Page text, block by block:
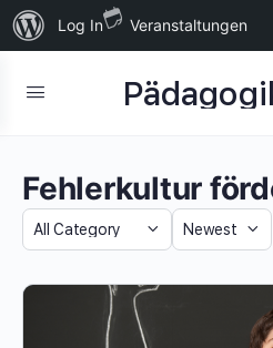
Über
WordPress
Log In Veranstaltungen
Fehlerkultur
Category
Sort